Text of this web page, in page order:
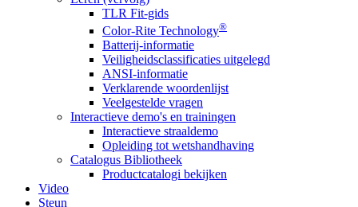
TLR Fit-gids
Color-Rite Technology®
Batterij-informatie
Veiligheidsclassificaties uitgelegd
ANSI-informatie
Verklarende woordenlijst
Veelgestelde vragen
Interactieve demo's en trainingen
Interactieve straaldemo
Opleiding tot wetshandhaving
Catalogus Bibliotheek
Productcatalogi bekijken
Video
Steun